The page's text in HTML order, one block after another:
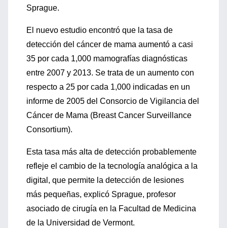
Sprague.
El nuevo estudio encontró que la tasa de
detección del cáncer de mama aumentó a casi
35 por cada 1,000 mamografías diagnósticas
entre 2007 y 2013. Se trata de un aumento con
respecto a 25 por cada 1,000 indicadas en un
informe de 2005 del Consorcio de Vigilancia del
Cáncer de Mama (Breast Cancer Surveillance
Consortium).
Esta tasa más alta de detección probablemente
refleje el cambio de la tecnología analógica a la
digital, que permite la detección de lesiones
más pequeñas, explicó Sprague, profesor
asociado de cirugía en la Facultad de Medicina
de la Universidad de Vermont.